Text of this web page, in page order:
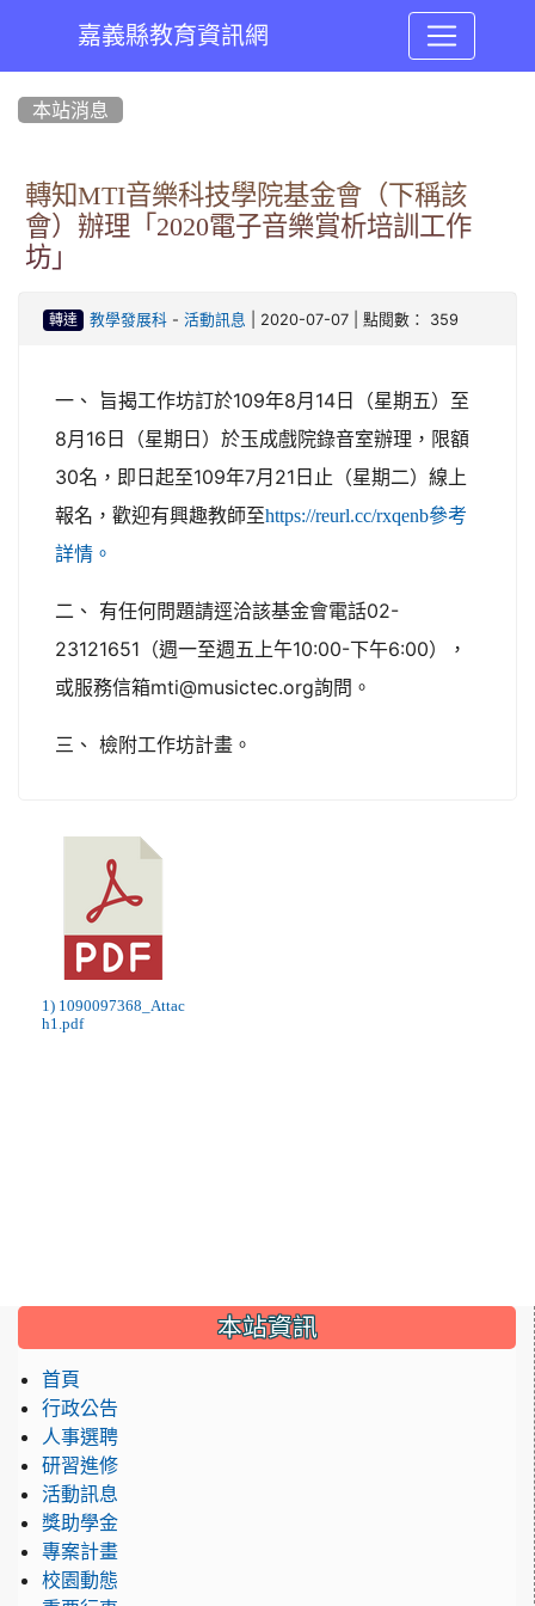
嘉義縣教育資訊網
本站消息
轉知MTI音樂科技學院基金會（下稱該
會）辦理「2020電子音樂賞析培訓工作
坊」
轉達 教學發展科- 活動訊息 | 2020-07-07 | 點閱數： 359
一、 旨揭工作坊訂於109年8月14日（星期五）至
8月16日（星期日）於玉成戲院錄音室辦理，限額
30名，即日起至109年7月21日止（星期二）線上
報名，歡迎有興趣教師至https://reurl.cc/rxqenb參考
詳情。
二、 有任何問題請逕洽該基金會電話02-
23121651（週一至週五上午10:00-下午6:00），
或服務信箱mti@musictec.org詢問。
三、 檢附工作坊計畫。
1) 1090097368_Attac
h1.pdf
::: 本站資訊
首頁
行政公告
人事選聘
研習進修
活動訊息
獎助學金
專案計畫
校園動態